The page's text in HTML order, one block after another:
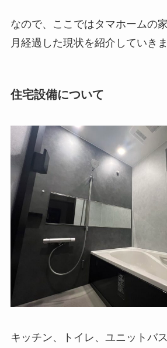
なので、ここではタマホームの
月経過した現状を紹介していきま
住宅設備について
キッチン、トイレ、ユニットバ